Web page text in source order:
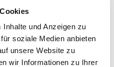
und Anzeigen zu
soziale Medien anbieten
unsere Website zu
wir Informationen zu Ihrer